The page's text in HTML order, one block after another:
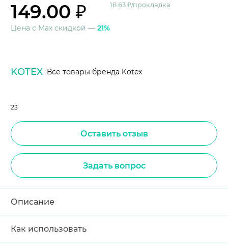
149.00 ₽ 18.63 ₽/прокладка
Цена с Max скидкой — 21%
KOTEX Все товары бренда Kotex
23
Оставить отзыв
Задать вопрос
Описание
Как использовать